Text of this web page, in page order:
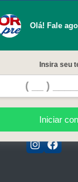
Contato
Mapa do site
Olá! Fale
Insira seu
Iniciar